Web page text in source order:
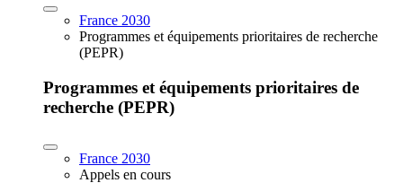
France 2030
Programmes et équipements prioritaires de recherche
(PEPR)
Programmes et équipements prioritaires de
recherche (PEPR)
France 2030
Appels en cours